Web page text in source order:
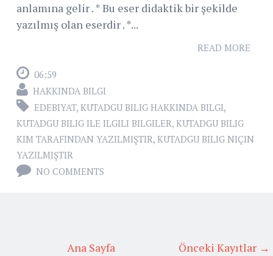
anlamına gelir . * Bu eser didaktik bir şekilde
yazılmış olan eserdir . *...
READ MORE
06:59
HAKKINDA BILGI
EDEBIYAT, KUTADGU BILIG HAKKINDA BILGI,
KUTADGU BILIG ILE ILGILI BILGILER, KUTADGU BILIG
KIM TARAFINDAN YAZILMIŞTIR, KUTADGU BILIG NIÇIN
YAZILMIŞTIR
NO COMMENTS
Önceki Kayıtlar →
Ana Sayfa